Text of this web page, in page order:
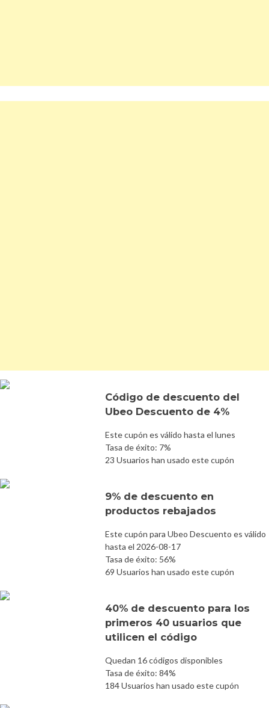
Código de descuento del
Ubeo Descuento de 4%
Este cupón es válido hasta el lunes
Tasa de éxito: 7%
23 Usuarios han usado este cupón
9% de descuento en
productos rebajados
Este cupón para Ubeo Descuento es válido
hasta el 2026-08-17
Tasa de éxito: 56%
69 Usuarios han usado este cupón
40% de descuento para los
primeros 40 usuarios que
utilicen el código
Quedan 16 códigos disponibles
Tasa de éxito: 84%
184 Usuarios han usado este cupón